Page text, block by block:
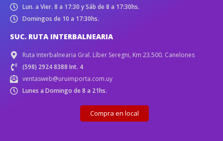
Lun. a Vier. 8 a 17:30 y Sáb de 8 a 17:30hs.
Domingos de 10 a 17:30hs.
SUC. RUTA INTERBALNEARIA
Ruta Interbalnearia Gral. Líber Seregni, Km 23.500. Canelones
(598) 2924 8388 Int. 4
ventasweb@uruimporta.com.uy
Lunes a Domingo de 8 a 21hs.
Compra en local